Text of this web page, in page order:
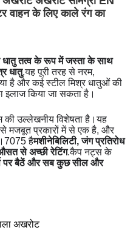
वाहन के लिए काले रंग का
धातु तत्व के रूप में जस्ता के साथ
धातु.यह पूरी तरह से नरम,
है और कई स्टील मिश्र धातुओं की
इलाज किया जा सकता है।
की उल्लेखनीय विशेषता है।यह
मजबूत प्रकारों में से एक है, और
हैमशीनेबिलिटी, जंग प्रतिरोध
से अच्छी रेटिंग.कैप नट्स के
पर बैठें और सब कुछ सील और
अखरोट